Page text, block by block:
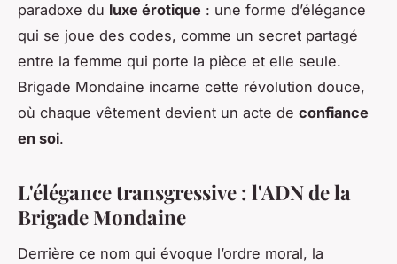
paradoxe du luxe érotique : une forme d’élégance
qui se joue des codes, comme un secret partagé
entre la femme qui porte la pièce et elle seule.
Brigade Mondaine incarne cette révolution douce,
où chaque vêtement devient un acte de confiance
en soi.
L'élégance transgressive : l'ADN de la
Brigade Mondaine
Derrière ce nom qui évoque l’ordre moral, la